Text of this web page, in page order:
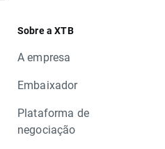
Sobre a XTB
A empresa
Embaixador
Plataforma de
negociação